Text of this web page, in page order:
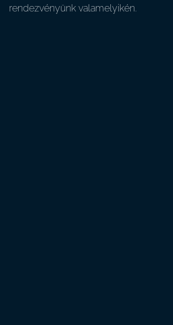
rendezvényünk valamelyikén.